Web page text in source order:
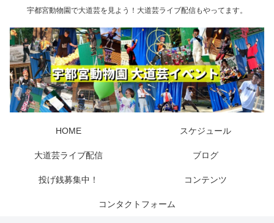
宇都宮動物園で大道芸を見よう！大道芸ライブ配信もやってます。
HOME スケジュール
大道芸ライブ配信 ブログ
投げ銭募集中！ コンテンツ
コンタクトフォーム